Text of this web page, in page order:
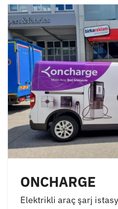
ONCHARGE
Elektrikli araç şarj